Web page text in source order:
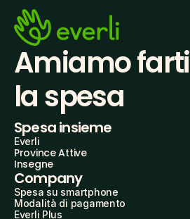
Amiamo farti
la spesa
Spesa insieme
Everli
Province Attive
Insegne
Company
Spesa su smartphone
Modalità di pagamento
Everli Plus